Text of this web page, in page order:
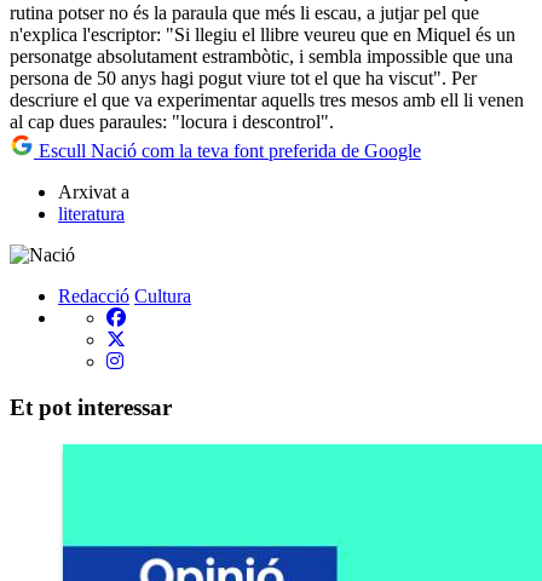
rutina potser no és la paraula que més li escau, a jutjar pel que
n'explica l'escriptor: "Si llegiu el llibre veureu que en Miquel és un
personatge absolutament estrambòtic, i sembla impossible que una
persona de 50 anys hagi pogut viure tot el que ha viscut". Per
descriure el que va experimentar aquells tres mesos amb ell li venen
al cap dues paraules: "locura i descontrol".
Escull Nació com la teva font preferida de Google
Arxivat a
literatura
Redacció Cultura
Et pot interessar